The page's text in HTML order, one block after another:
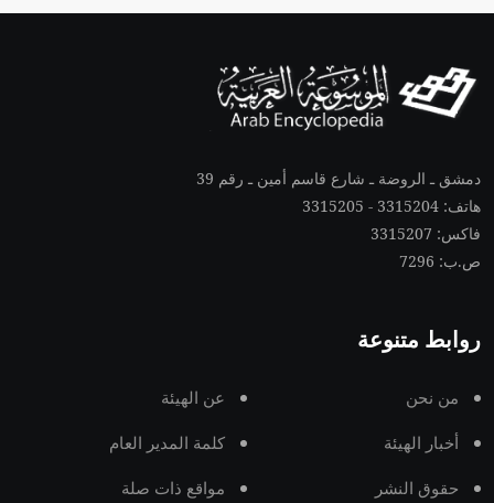
دمشق ـ الروضة ـ شارع قاسم أمين ـ رقم 39
هاتف: 3315204 - 3315205
فاكس: 3315207
ص.ب: 7296
روابط متنوعة
من نحن عن الهيئة
أخبار الهيئة كلمة المدير العام
حقوق النشر مواقع ذات صلة